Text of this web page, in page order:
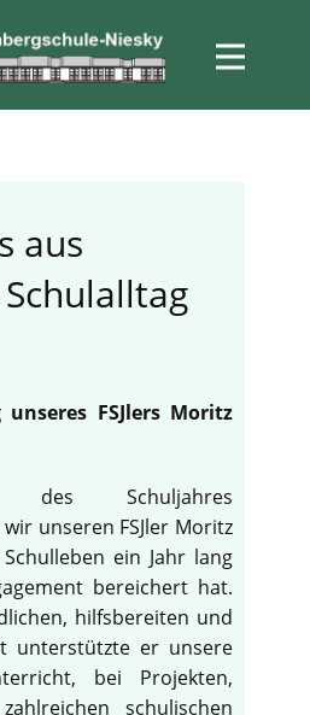
aus
unseres FSJlers Moritz
Schuljahres
unseren FSJler Moritz
ein Jahr lang
bereichert hat.
hilfsbereiten und
unterstützte er unsere
bei Projekten,
schulischen